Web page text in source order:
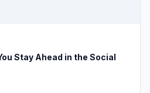
Stay Ahead in the Social